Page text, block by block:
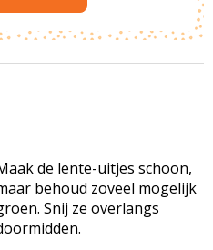
de lente-uitjes schoon,
behoud zoveel mogelijk
Snij ze overlangs